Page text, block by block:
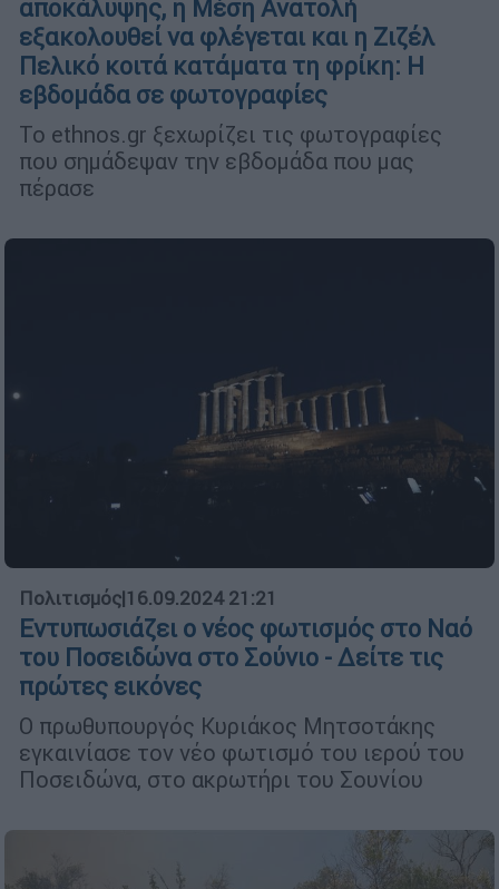
αποκάλυψης, η Μέση Ανατολή
εξακολουθεί να φλέγεται και η Ζιζέλ
Πελικό κοιτά κατάματα τη φρίκη: Η
εβδομάδα σε φωτογραφίες
Το ethnos.gr ξεχωρίζει τις φωτογραφίες
που σημάδεψαν την εβδομάδα που μας
πέρασε
Πολιτισμός|16.09.2024 21:21
Εντυπωσιάζει ο νέος φωτισμός στο Ναό
του Ποσειδώνα στο Σούνιο - Δείτε τις
πρώτες εικόνες
Ο πρωθυπουργός Κυριάκος Μητσοτάκης
εγκαινίασε τον νέο φωτισμό του ιερού του
Ποσειδώνα, στο ακρωτήρι του Σουνίου